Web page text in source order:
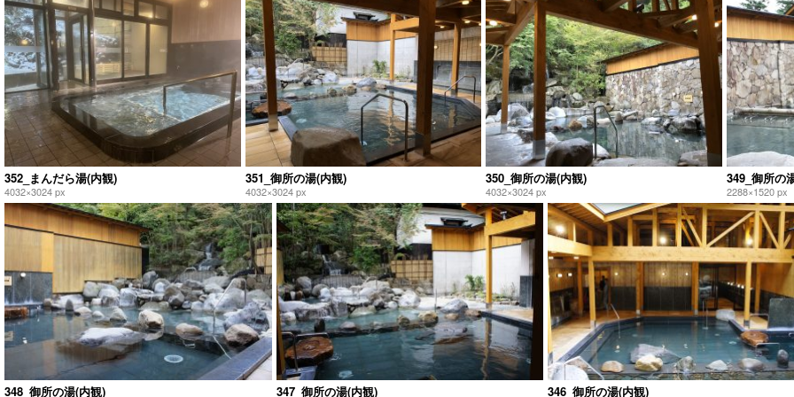
352_まんだら湯(内観)
4032×3024 px
351_御所の湯(内観)
4032×3024 px
350_御所の湯(内観)
4032×3024 px
349_御所の
2288×1520 px
348_御所の湯(内観) 347_御所の湯(内観) 346_御所の湯(内観)